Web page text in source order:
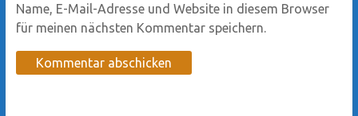
Name, E-Mail-Adresse und Website in diesem Browser
für meinen nächsten Kommentar speichern.